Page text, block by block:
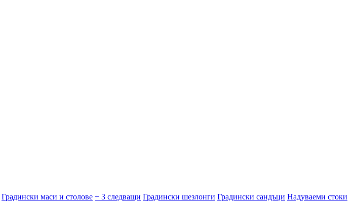
Градински маси и столове + 3 следващи Градински шезлонги Градински сандъци Надуваеми стоки